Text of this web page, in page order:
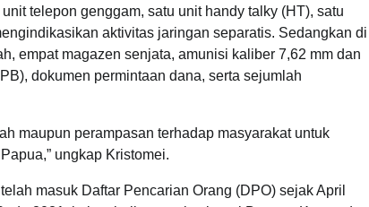
telepon genggam, satu unit handy talky (HT), satu
aktivitas jaringan separatis. Sedangkan di
empat magazen senjata, amunisi kaliber 7,62 mm dan
dokumen permintaan dana, serta sejumlah
maupun perampasan terhadap masyarakat untuk
ungkap Kristomei.
masuk Daftar Pencarian Orang (DPO) sejak April